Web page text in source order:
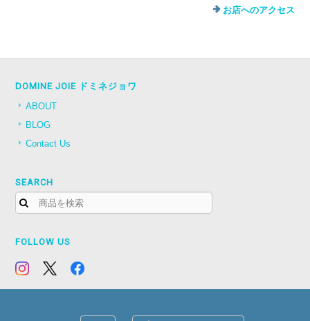
お店へのアクセス
DOMINE JOIE ドミネジョワ
ABOUT
BLOG
Contact Us
SEARCH
FOLLOW US